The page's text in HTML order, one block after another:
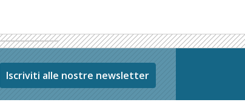
Iscriviti alle nostre newsletter